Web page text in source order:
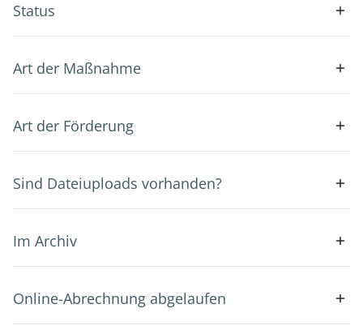
Status
Art der Maßnahme
Art der Förderung
Sind Dateiuploads vorhanden?
Im Archiv
Online-Abrechnung abgelaufen